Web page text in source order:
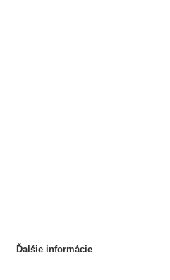
Ďalšie informácie